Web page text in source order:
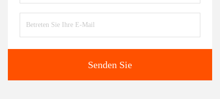
Senden Sie